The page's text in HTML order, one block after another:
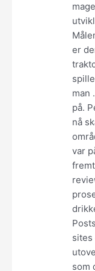
er
man
på.
nå
var
sites
som